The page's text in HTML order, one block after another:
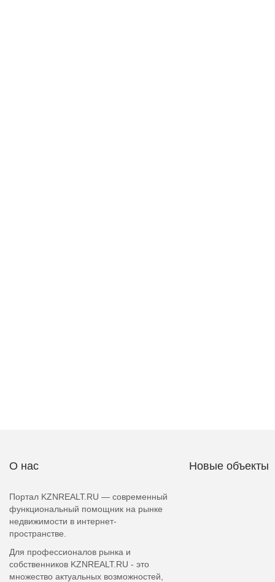
О нас
Портал KZNREALT.RU — современный
функциональный помощник на рынке
недвижимости в интернет-
пространстве.
Для профессионалов рынка и
собственников KZNREALT.RU - это
множество актуальных возможностей,
Новые объекты